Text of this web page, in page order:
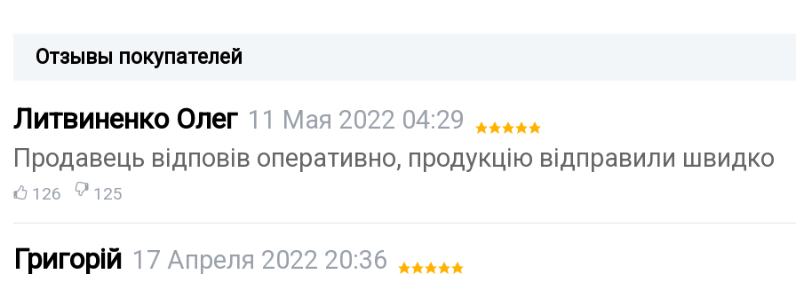
Отзывы покупателей
Литвиненко Олег 11 Мая 2022 04:29
Продавець відповів оперативно, продукцію відправили швидко
126 125
Григорій 17 Апреля 2022 20:36